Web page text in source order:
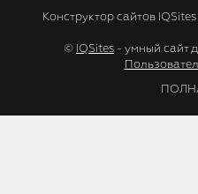
Конструктор сайтов
© IQSites - умный сайт